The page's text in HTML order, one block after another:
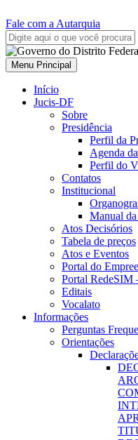
Fale com a Autarquia
Menu Principal
Início
Jucis-DF
Sobre
Presidência
Perfil da
Agenda
Perfil do
Contatos
Institucional
Manual
Atos Decisórios
Tabela de preços
Atos e Eventos
Portal do
Portal RedeSIM
Editais
Vocalato
Informações
Perguntas
Orientações